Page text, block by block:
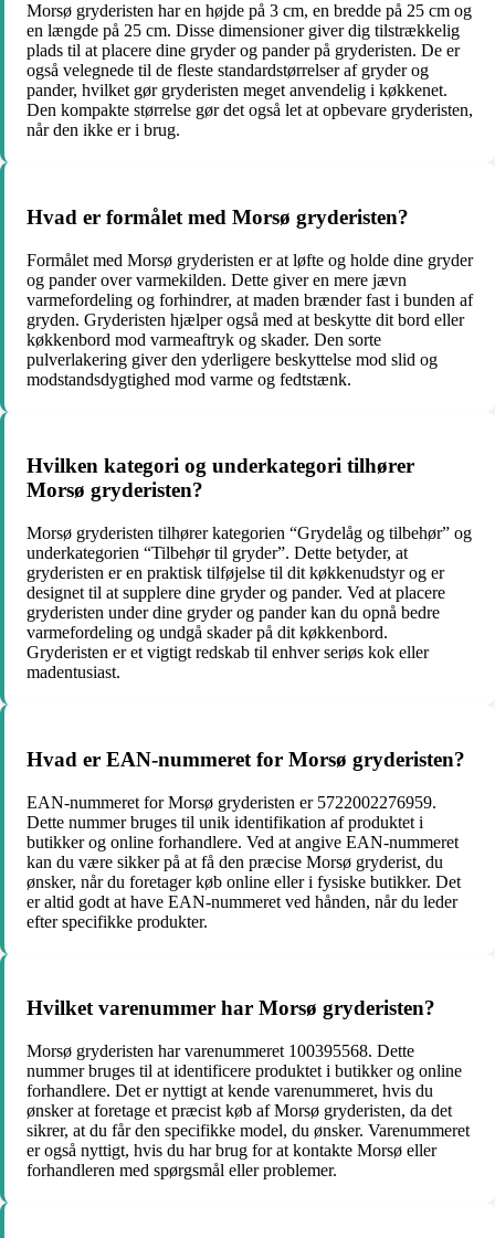
Morsø gryderisten har en højde på 3 cm, en bredde på 25 cm og
en længde på 25 cm. Disse dimensioner giver dig tilstrækkelig
plads til at placere dine gryder og pander på gryderisten. De er
også velegnede til de fleste standardstørrelser af gryder og
pander, hvilket gør gryderisten meget anvendelig i køkkenet.
Den kompakte størrelse gør det også let at opbevare gryderisten,
når den ikke er i brug.
Hvad er formålet med Morsø gryderisten?
Formålet med Morsø gryderisten er at løfte og holde dine gryder
og pander over varmekilden. Dette giver en mere jævn
varmefordeling og forhindrer, at maden brænder fast i bunden af
gryden. Gryderisten hjælper også med at beskytte dit bord eller
køkkenbord mod varmeaftryk og skader. Den sorte
pulverlakering giver den yderligere beskyttelse mod slid og
modstandsdygtighed mod varme og fedtstænk.
Hvilken kategori og underkategori tilhører
Morsø gryderisten?
Morsø gryderisten tilhører kategorien “Grydelåg og tilbehør” og
underkategorien “Tilbehør til gryder”. Dette betyder, at
gryderisten er en praktisk tilføjelse til dit køkkenudstyr og er
designet til at supplere dine gryder og pander. Ved at placere
gryderisten under dine gryder og pander kan du opnå bedre
varmefordeling og undgå skader på dit køkkenbord.
Gryderisten er et vigtigt redskab til enhver seriøs kok eller
madentusiast.
Hvad er EAN-nummeret for Morsø gryderisten?
EAN-nummeret for Morsø gryderisten er 5722002276959.
Dette nummer bruges til unik identifikation af produktet i
butikker og online forhandlere. Ved at angive EAN-nummeret
kan du være sikker på at få den præcise Morsø gryderist, du
ønsker, når du foretager køb online eller i fysiske butikker. Det
er altid godt at have EAN-nummeret ved hånden, når du leder
efter specifikke produkter.
Hvilket varenummer har Morsø gryderisten?
Morsø gryderisten har varenummeret 100395568. Dette
nummer bruges til at identificere produktet i butikker og online
forhandlere. Det er nyttigt at kende varenummeret, hvis du
ønsker at foretage et præcist køb af Morsø gryderisten, da det
sikrer, at du får den specifikke model, du ønsker. Varenummeret
er også nyttigt, hvis du har brug for at kontakte Morsø eller
forhandleren med spørgsmål eller problemer.